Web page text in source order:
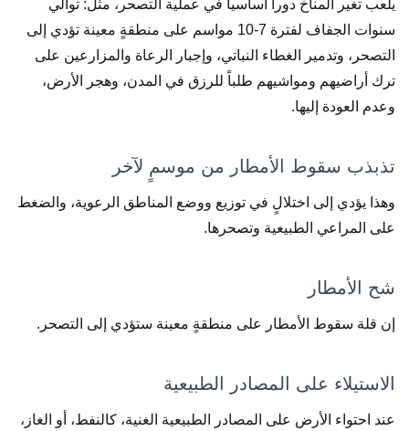
يلعب تغير المناخ دوراً أساسياً في عملية التصحر، مثل: توالي
سنوات الجفاف لفترة 7-10 مواسم على منطقةٍ معينة تؤدي إلى
التصحر، وتدمير الغطاء النباتي، وإجبار الرعاة والمزارعين على
ترك أراضيهم ومواشيهم طلباً للرزق في المدن، وهجر الأرض،
وعدم العودة إليها.
تذبذب سقوط الأمطار من موسمٍ لآخر
وهذا يؤدي إلى اختلالٍ في توزيع ووضع المناطق الرعوية، والضغط
على المراعي الطبيعية وتصحرها.
شح الأمطار
إن قلة سقوط الأمطار على منطقةٍ معينة ستؤدي إلى التصحر.
الاستيلاء على المصادر الطبيعية
عند احتواء الأرض على المصادر الطبيعية الغنية، كالنفط، أو الغاز،